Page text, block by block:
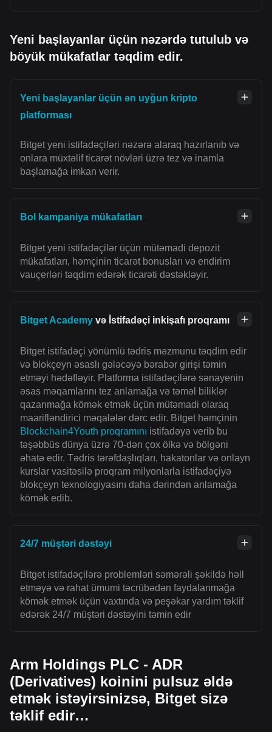
Yeni başlayanlar üçün nəzərdə tutulub və
böyük mükafatlar təqdim edir.
Yeni başlayanlar üçün ən uyğun kripto
platforması
Bitget yeni istifadəçiləri nəzərə alaraq hazırlanıb və
onlara müxtəlif ticarət növləri üzrə tez və inamla
başlamağa imkan verir.
Bol kampaniya mükafatları
Bitget yeni istifadəçilər üçün mütəmadi depozit
mükafatları, həmçinin ticarət bonusları və endirim
vauçerləri təqdim edərək ticarəti dəstəkləyir.
Bitget Academy və İstifadəçi inkişafı proqramı
Bitget istifadəçi yönümlü tədris məzmunu təqdim edir
və blokçeyn əsaslı gələcəyə bərabər girişi təmin
etməyi hədəfləyir. Platforma istifadəçilərə sənayenin
əsas məqamlarını tez anlamağa və təməl biliklər
qazanmağa kömək etmək üçün mütəmadi olaraq
maarifləndirici məqalələr dərc edir. Bitget həmçinin
Blockchain4Youth proqramını istifadəyə verib bu
təşəbbüs dünya üzrə 70-dən çox ölkə və bölgəni
əhatə edir. Tədris tərəfdaşlıqları, hakatonlar və onlayn
kurslar vasitəsilə proqram milyonlarla istifadəçiyə
blokçeyn texnologiyasını daha dərindən anlamağa
kömək edib.
24/7 müştəri dəstəyi
Bitget istifadəçilərə problemləri səmərəli şəkildə həll
etməyə və rahat ümumi təcrübədən faydalanmağa
kömək etmək üçün vaxtında və peşəkar yardım təklif
edərək 24/7 müştəri dəstəyini təmin edir
Arm Holdings PLC - ADR
(Derivatives) koinini pulsuz əldə
etmək istəyirsinizsə, Bitget sizə
təklif edir…